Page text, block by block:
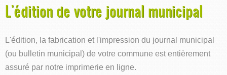
L'édition de votre journal municipal
L'édition, la fabrication et l'impression du journal municipal
(ou bulletin municipal) de votre commune est entièrement
assuré par notre imprimerie en ligne.